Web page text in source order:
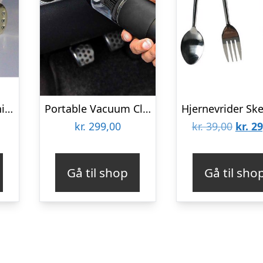
FREDE HOST – Terninger – Gold Plated
Portable Vacuum Cleaner
kr. 299,00
Gå til shop
kr.39,00 Den
var:
kr.
kr.
Gå til